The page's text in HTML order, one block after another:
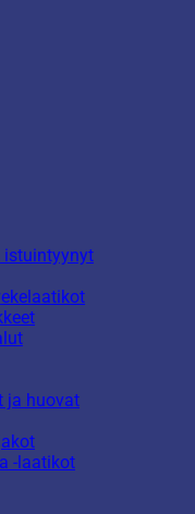
istuintyynyt
ja huovat
-laatikot